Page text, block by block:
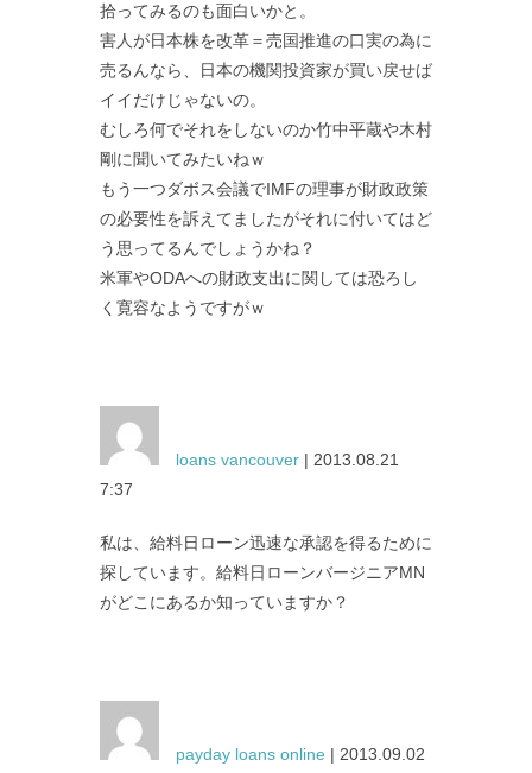
拾ってみるのも面白いかと。
害人が日本株を改革＝売国推進の口実の為に
売るんなら、日本の機関投資家が買い戻せば
イイだけじゃないの。
むしろ何でそれをしないのか竹中平蔵や木村
剛に聞いてみたいねｗ
もう一つダボス会議でIMFの理事が財政政策
の必要性を訴えてましたがそれに付いてはど
う思ってるんでしょうかね？
米軍やODAへの財政支出に関しては恐ろし
く寛容なようですがｗ
loans vancouver | 2013.08.21
7:37
私は、給料日ローン迅速な承認を得るために
探しています。給料日ローンバージニアMN
がどこにあるか知っていますか？
payday loans online | 2013.09.02